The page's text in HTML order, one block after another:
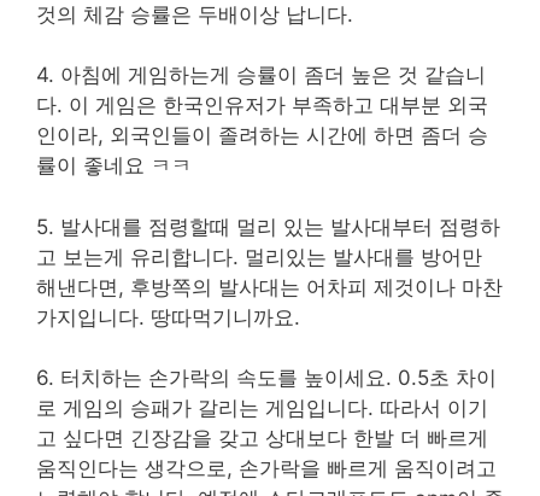
것의 체감 승률은 두배이상 납니다.
4. 아침에 게임하는게 승률이 좀더 높은 것 같습니
다. 이 게임은 한국인유저가 부족하고 대부분 외국
인이라, 외국인들이 졸려하는 시간에 하면 좀더 승
률이 좋네요 ㅋㅋ
5. 발사대를 점령할때 멀리 있는 발사대부터 점령하
고 보는게 유리합니다. 멀리있는 발사대를 방어만
해낸다면, 후방쪽의 발사대는 어차피 제것이나 마찬
가지입니다. 땅따먹기니까요.
6. 터치하는 손가락의 속도를 높이세요. 0.5초 차이
로 게임의 승패가 갈리는 게임입니다. 따라서 이기
고 싶다면 긴장감을 갖고 상대보다 한발 더 빠르게
움직인다는 생각으로, 손가락을 빠르게 움직이려고